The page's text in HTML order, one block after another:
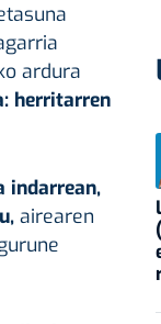
ardura
herritarren
indarrean,
airearen